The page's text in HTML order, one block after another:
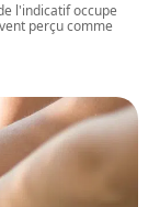
l'indicatif occupe
perçu comme